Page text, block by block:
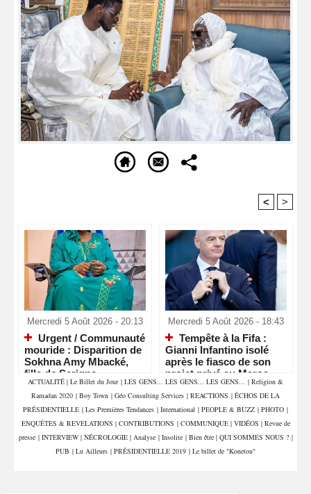
< >
Mercredi 5 Août 2026 - 20:13
Urgent / Communauté
mouride : Disparition de
Sokhna Amy Mbacké,
fille de Serigne
Mountakha Mbacké
Mercredi 5 Août 2026 - 18:43
Tempête à la Fifa :
Gianni Infantino isolé
après le fiasco de son
projet privé au Maroc
ACTUALITÉ | Le Billet du Jour | LES GENS... LES GENS... LES GENS... | Religion &
Ramadan 2020 | Boy Town | Géo Consulting Services | REACTIONS | ÉCHOS DE LA
PRÉSIDENTIELLE | Les Premières Tendances | International | PEOPLE & BUZZ | PHOTO |
ENQUÊTES & REVELATIONS | CONTRIBUTIONS | COMMUNIQUE | VIDÉOS | Revue de
presse | INTERVIEW | NÉCROLOGIE | Analyse | Insolite | Bien être | QUI SOMMES NOUS ? |
PUB | Lu Ailleurs | PRÉSIDENTIELLE 2019 | Le billet de "Konetou"